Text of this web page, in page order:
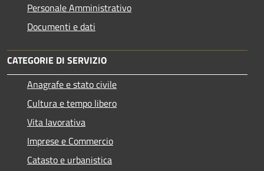
Personale Amministrativo
Documenti e dati
CATEGORIE DI SERVIZIO
Anagrafe e stato civile
Cultura e tempo libero
Vita lavorativa
Imprese e Commercio
Catasto e urbanistica